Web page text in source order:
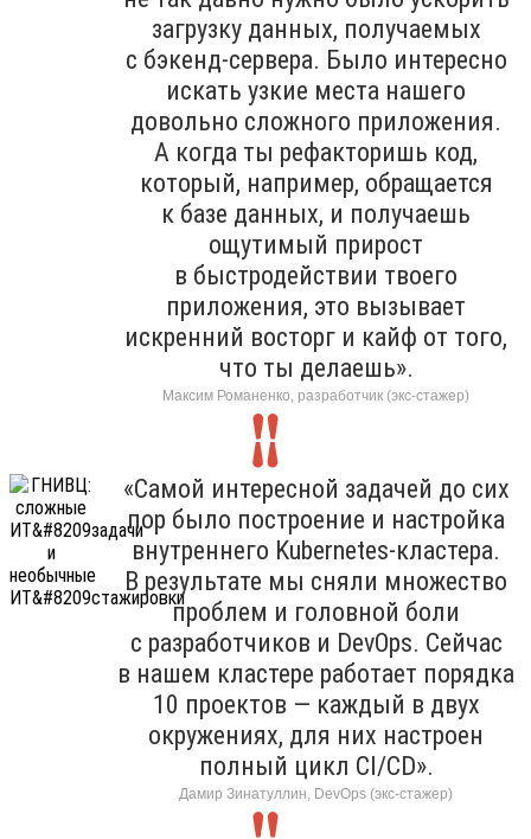
загрузку данных, получаемых
с бэкенд-сервера. Было интересно
искать узкие места нашего
довольно сложного приложения.
А когда ты рефакторишь код,
который, например, обращается
к базе данных, и получаешь
ощутимый прирост
в быстродействии твоего
приложения, это вызывает
искренний восторг и кайф от того,
что ты делаешь».
Максим Романенко, разработчик (экс-стажер)
«Самой интересной задачей до сих
пор было построение и настройка
внутреннего Kubernetes-кластера.
В результате мы сняли множество
проблем и головной боли
с разработчиков и DevOps. Сейчас
в нашем кластере работает порядка
10 проектов — каждый в двух
окружениях, для них настроен
полный цикл CI/CD».
Дамир Зинатуллин, DevOps (экс-стажер)